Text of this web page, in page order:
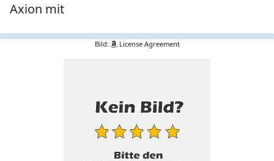
Axion mit
Bild: License Agreement